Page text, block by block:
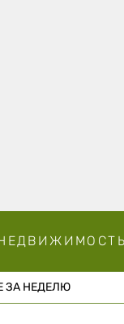
ЗА НЕДЕЛЮ